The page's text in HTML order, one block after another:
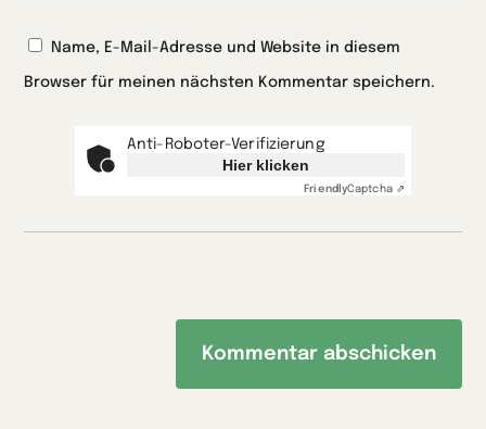
Name, E-Mail-Adresse und Website in diesem
Browser für meinen nächsten Kommentar speichern.
Anti-Roboter-Verifizierung
Hier klicken
FriendlyCaptcha ⇗